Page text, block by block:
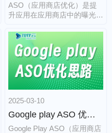
ASO（应用商店优化）是提
升应用在应用商店中的曝光
手段。
2025-03-10
Google play ASO 优化思路
Google Play ASO（应用商店